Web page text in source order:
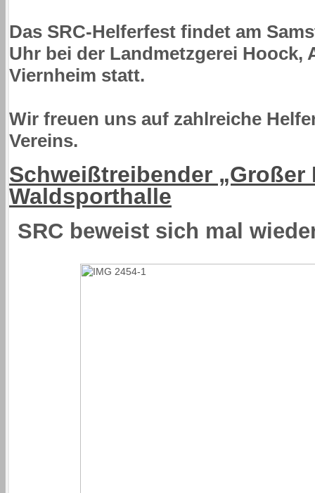
Das SRC-Helferfest findet am
Uhr bei der Landmetzgerei Hoock,
Viernheim statt.
Wir freuen uns auf zahlreiche
Vereins.
Schweißtreibender „Großer
Waldsporthalle
SRC beweist sich mal